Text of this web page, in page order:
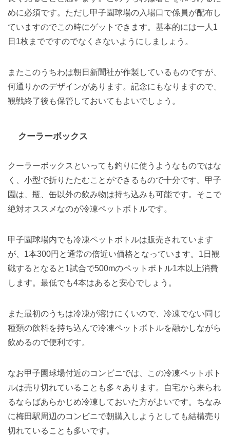
めに必須です。ただし甲子園球場の入場口で係員が配布し
ていますのでこの時にゲットできます。基本的には一人1
日1枚までですのでなくさないようにしましょう。
またこのうちわは朝日新聞社が作製しているものですが、
何通りかのデザインがあります。記念にもなりますので、
観戦終了後も保管しておいてもよいでしょう。
クーラーボックス
クーラーボックスといっても釣りに使うようなものではな
く、小型で折りたたむことができるもので十分です。甲子
園は、瓶、缶以外の飲み物は持ち込みも可能です。そこで
絶対オススメなのが冷凍ペットボトルです。
甲子園球場内でも冷凍ペットボトルは販売されています
が、1本300円と通常の倍近い価格となっています。1日観
戦するとなると1試合で500mのペットボトル1本以上消費
します。最低でも4本はあると安心でしょう。
また最初のうちは冷凍が溶けにくいので、冷凍でない同じ
種類の飲料を持ち込んで冷凍ペットボトルを融かしながら
飲めるので便利です。
なお甲子園球場付近のコンビニでは、この冷凍ペットボト
ルは売り切れていることも多々あります。自宅から来られ
るならばあらかじめ冷凍しておいた方がよいです。ちなみ
に梅田駅周辺のコンビニで朝購入しようとしても結構売り
切れていることも多いです。